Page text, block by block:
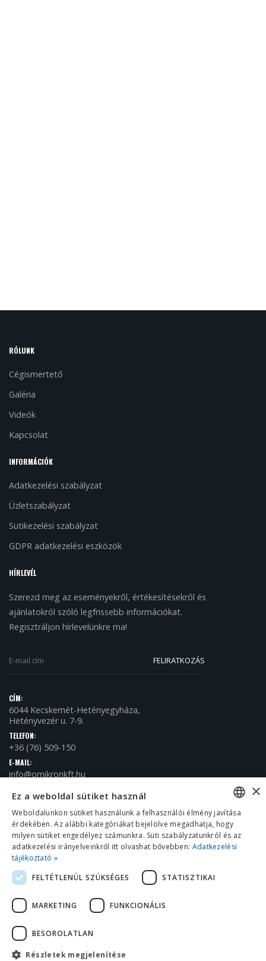
RÓLUNK
Cégismertető
Galéria
Videók
Kapcsolat
INFORMÁCIÓK
Adatkezelési szabályzat
Üzletszabályzat
Sütikezelési szabályzat
GDPR adatkezelési eszközök
HÍRLEVÉL
Szerezd meg az eseményekről, értékesítésekről és
ajánlatokról szóló legfrissebb információkat.
Regisztráljon hírlevelünkre ma!
CÍM:
6044 Kecskemét-Hetényegyháza,
Hetényvezér u. 7-9.
TELEFON:
+36 (76) 509-150
E-MAIL:
info@omikronkft.hu
H - P / 8:00 - 16:00
© 2018 Omikron Kft. Minden jog fenntartva.
HUNGARIAN
ENGLISH
×
Ez a weboldal sütiket használ
Weboldalunkon sütiket használunk a felhasználói élmény javítása
érdekében. Az alábbi kategóriákat bejelölve megadhatja, hogy
milyen sütiket engedélyez számunkra. Süti szabályzatunkról és az
adatkezelési irányelveinkről itt olvashat bővebben: Adatkezelési
tájékoztató »
FELTÉTLENÜL SZÜKSÉGES
STATISZTIKAI
MARKETING FUNKCIONÁLIS
BESOROLATLAN
Részletek megjelenítése